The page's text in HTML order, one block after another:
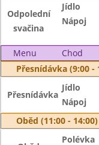
Odpolední
svačina
Jídlo
Nápoj
Menu Chod
Přesnídávka (9:00 -
Přesnídávka
Jídlo
Nápoj
Oběd (11:00 - 14:00)
Polévka